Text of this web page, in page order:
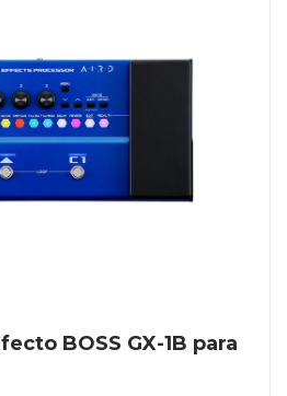
BOSS GX-1B para